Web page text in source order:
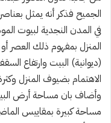
الجميح فذكر أنه يمثل
في المدن النجدية لبيوت
المنزل بمفهوم ذلك
(ديوانية) البيت وارتفاع
الاهتمام بضيوف المنزل
وأضاف بان مساحة أرض
مساحة كبيرة بمقاييس